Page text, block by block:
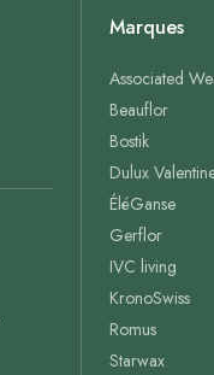
Marques
Associated
Beauflor
Bostik
Dulux
ÉléGanse
Gerflor
IVC living
KronoSwiss
Romus
Starwax